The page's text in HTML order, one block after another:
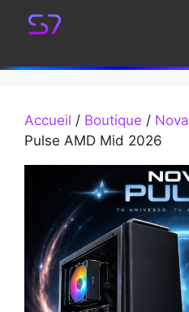
Accueil / Boutique / Nova
Pulse AMD Mid 2026